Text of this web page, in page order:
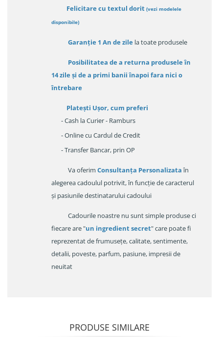
Felicitare cu textul dorit (vezi modelele
disponibile)
Garanție 1 An de zile la toate produsele
Posibilitatea de a returna produsele în
14 zileși de a primi banii înapoi fara nici o
întrebare
Platești Ușor, cum preferi
- Cash la Curier - Ramburs
- Online cu Cardul de Credit
- Transfer Bancar, prin OP
Va oferim Consultanța Personalizataîn
alegerea cadoulul potrivit, în funcție de caracterul
și pasiunile destinatarului cadoului
Cadourile noastre nu sunt simple produse ci
fiecare are "un ingredient secret" care poate fi
reprezentat de frumusețe, calitate, sentimente,
detalii, poveste, parfum, pasiune, impresii de
neuitat
PRODUSE SIMILARE